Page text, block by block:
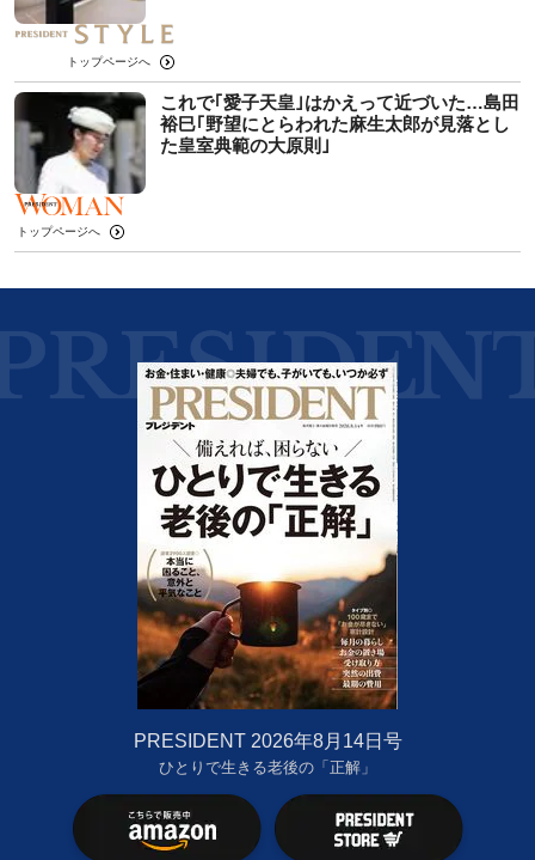
トップページへ
これで｢愛子天皇｣はかえって近づいた…島田
裕巳｢野望にとらわれた麻生太郎が見落とし
た皇室典範の大原則｣
トップページへ
PRESIDENT 2026年8月14日号
ひとりで生きる老後の「正解」